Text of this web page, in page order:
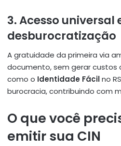
3. Acesso universal
desburocratização
A gratuidade da primeira via
documento, sem gerar custos
como o Identidade Fácilno
burocracia, contribuindo com
O que você
emitir sua CIN